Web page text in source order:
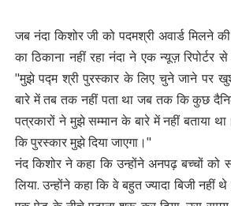
जब नंदा किशोर जी को पदमश्री अवार्ड मिलने
का ठिकाना नहीं रहा नंदा ने एक न्यूज़ रिपोर्टर
"मुझे पद्म श्री पुरस्कार के लिए चुने जाने पर
बारे में तब तक नहीं पता था जब तक कि कुछ
पत्रकारों ने मुझे सम्मान के बारे में नहीं बताया
कि पुरस्कार मुझे दिया जाएगा।"
नंद किशोर ने कहा कि उन्होंने अनपढ़ बच्चों को
लिया. उन्होंने कहा कि वे बहुत ज्यादा बिजी नहीं